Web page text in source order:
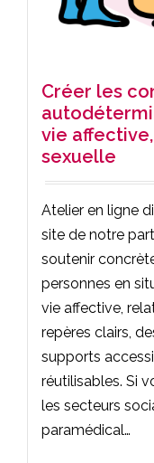
Créer les
vie
sexuelle
Atelier en ligne
site de notre
soutenir
personnes en
vie affective,
repères clairs,
supports
réutilisables. Si
les secteurs
paramédical…